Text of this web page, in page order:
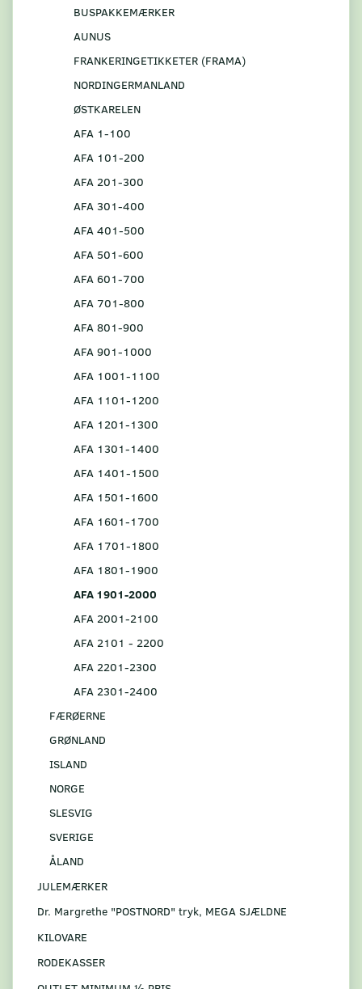
BUSPAKKEMÆRKER
AUNUS
FRANKERINGETIKKETER (FRAMA)
NORDINGERMANLAND
ØSTKARELEN
AFA 1-100
AFA 101-200
AFA 201-300
AFA 301-400
AFA 401-500
AFA 501-600
AFA 601-700
AFA 701-800
AFA 801-900
AFA 901-1000
AFA 1001-1100
AFA 1101-1200
AFA 1201-1300
AFA 1301-1400
AFA 1401-1500
AFA 1501-1600
AFA 1601-1700
AFA 1701-1800
AFA 1801-1900
AFA 1901-2000
AFA 2001-2100
AFA 2101 - 2200
AFA 2201-2300
AFA 2301-2400
FÆRØERNE
GRØNLAND
ISLAND
NORGE
SLESVIG
SVERIGE
ÅLAND
JULEMÆRKER
Dr. Margrethe "POSTNORD" tryk, MEGA SJÆLDNE
KILOVARE
RODEKASSER